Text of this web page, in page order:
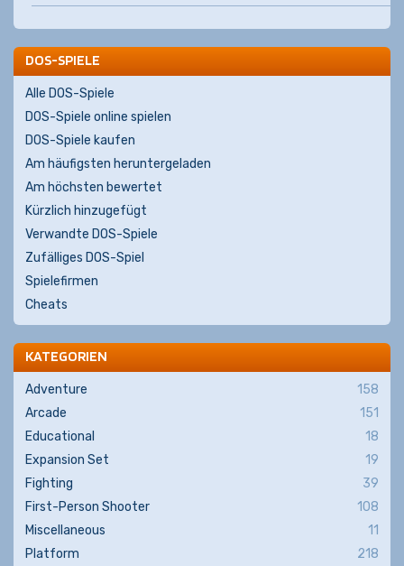
DOS-SPIELE
Alle DOS-Spiele
DOS-Spiele online spielen
DOS-Spiele kaufen
Am häufigsten heruntergeladen
Am höchsten bewertet
Kürzlich hinzugefügt
Verwandte DOS-Spiele
Zufälliges DOS-Spiel
Spielefirmen
Cheats
KATEGORIEN
Adventure
158
Arcade
151
Educational
18
Expansion Set
19
Fighting
39
First-Person Shooter
108
Miscellaneous
11
Platform
218